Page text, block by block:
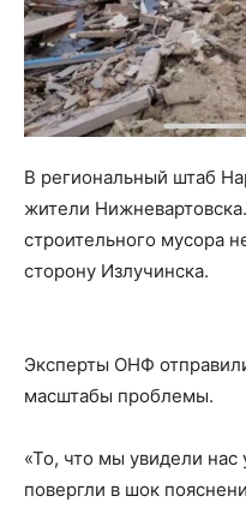
В региональный штаб
жители
строительного мусора
сторону Излучинска.
Эксперты ОНФ
масштабы проблемы.
«То, что мы увидели
повергли в шок